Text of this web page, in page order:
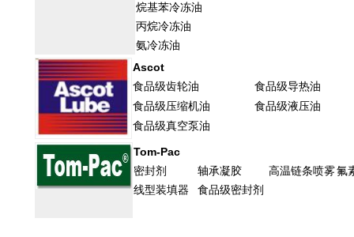
烷基苯冷冻油
丙烷冷冻油
氨冷冻油
Ascot
食品级齿轮油
食品级导热油
食品级压缩机油
食品级液压油
食品级真空泵油
Tom-Pac
密封剂
轴承凝胶 高温链条喷雾氟
线型装填器
食品级密封剂